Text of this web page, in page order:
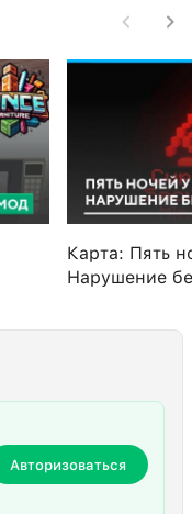
Карта: Пять
Нарушение
Авторизоваться